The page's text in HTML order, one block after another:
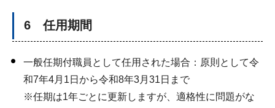
6 任用期間
一般任期付職員として任用された場合：原則として令
和7年4月1日から令和8年3月31日まで
※任期は1年ごとに更新しますが、適格性に問題がな